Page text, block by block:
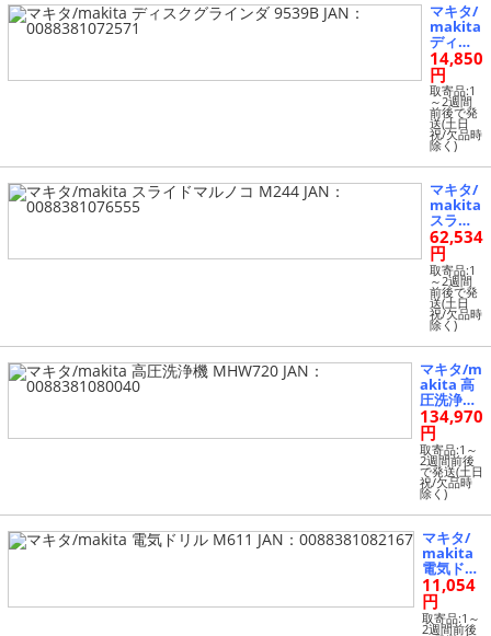
マキタ/
makita
ディス
クグラ
インダ 9
539B JA
N：008
8381072
571
14,850
円
取寄品:1
～2週間
前後で発
送(土日
祝/欠品時
除く)
マキタ/
makita
スライ
ドマル
ノコ M2
44 JA
N：008
8381076
555
62,534
円
取寄品:1
～2週間
前後で発
送(土日
祝/欠品時
除く)
マキタ/m
akita 高
圧洗浄機
MHW720
JAN：008
83810800
40
134,970
円
取寄品:1～
2週間前後
で発送(土日
祝/欠品時
除く)
マキタ/
makita
電気ドリ
ル M611 J
AN：008
83810821
67
11,054
円
取寄品:1～
2週間前後